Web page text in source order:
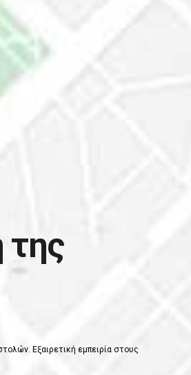
της
Εξαιρετική εμπειρία στους